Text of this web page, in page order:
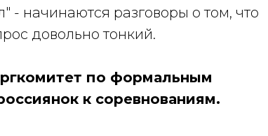
- начинаются разговоры о том, что
довольно тонкий.
по формальным
к соревнованиям.